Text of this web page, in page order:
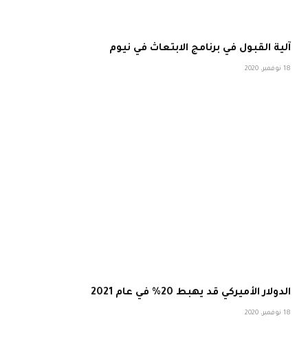
آلية القبول في برنامج الابتعاث في نيوم
18 نوفمبر، 2020
الدولار الأميركي قد يهبط 20% في عام 2021
18 نوفمبر، 2020